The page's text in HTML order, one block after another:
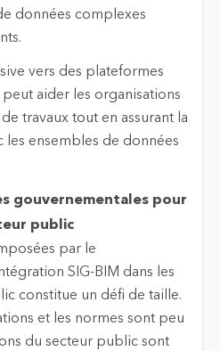
données complexes
vers des plateformes
aider les organisations
travaux tout en assurant la
ensembles de données
gouvernementales pour
public
par le
SIG-BIM dans les
constitue un défi de taille.
et les normes sont peu
du secteur public sont